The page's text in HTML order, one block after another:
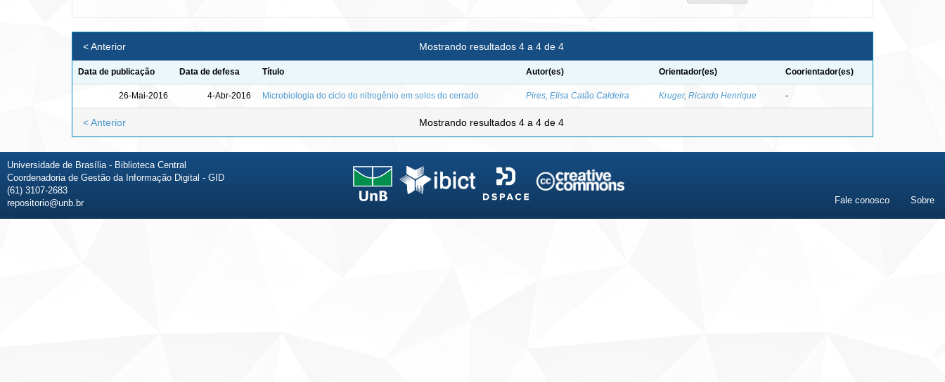
Mostrando resultados 4 a 4 de 4
< Anterior
Data de publicação Data de defesa Título Autor(es) Orientador(es) Coorientador(es)
26-Mai-2016 4-Abr-2016 Microbiologia do ciclo do nitrogênio em solos do cerrado Pires, Elisa Catão Caldeira Kruger, Ricardo Henrique -
Mostrando resultados 4 a 4 de 4
< Anterior
Universidade de Brasília - Biblioteca Central
Coordenadoria de Gestão da Informação Digital - GID
(61) 3107-2683
repositorio@unb.br
Fale conosco Sobre